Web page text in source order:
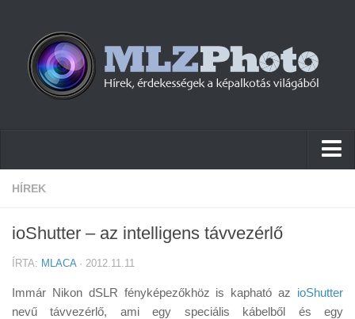
Hírek
Cikkek
Firmware
HÍREK
ioShutter – az intelligens távvezérlő
ÍRTA: MLACA· 2012.11.11
Immár Nikon dSLR fényképezőkhöz is kapható az ioShutter
nevű távvezérlő, ami egy speciális kábelből és egy